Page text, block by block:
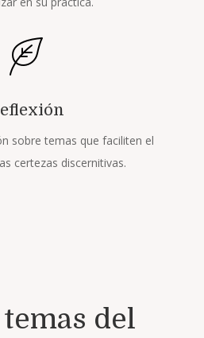
sobre temas que faciliten el
certezas discernitivas.
del